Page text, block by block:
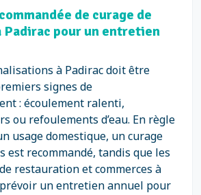
de curage de
Padirac pour un entretien
à Padirac doit être
signes de
: écoulement ralenti,
ou refoulements d’eau. En règle
usage domestique, un curage
est recommandé, tandis que les
restauration et commerces à
un entretien annuel pour